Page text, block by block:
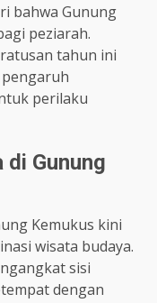
bahwa Gunung
peziarah.
tahun ini
perilaku
Gunung
Kemukus kini
wisata budaya.
sisi
dengan